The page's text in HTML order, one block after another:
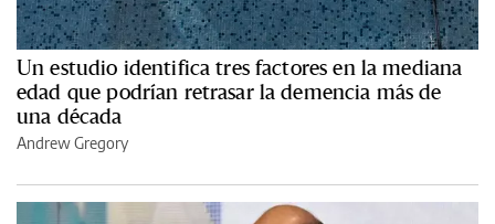
Un estudio identifica tres factores en la mediana
edad que podrían retrasar la demencia más de
una década
Andrew Gregory